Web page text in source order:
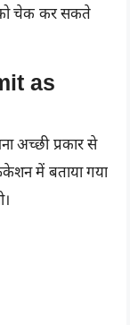
चेक कर सकते
as
अच्छी प्रकार से
में बताया गया